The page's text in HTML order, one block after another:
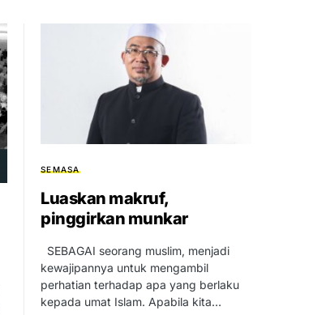
SEMASA
Luaskan makruf,
pinggirkan munkar
SEBAGAI seorang muslim, menjadi
kewajipannya untuk mengambil
perhatian terhadap apa yang berlaku
kepada umat Islam. Apabila kita…